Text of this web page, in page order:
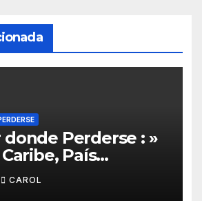
donde Perderse : »
País
dentro del Reino
Bajos )
CAROL